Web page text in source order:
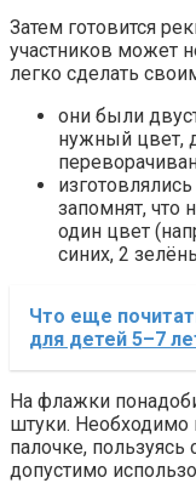
Затем готовится
участников может
легко сделать
они были
нужный цвет,
запомнят, что
один цвет
синих, 2
Что еще
для детей 5–7
На флажки
штуки. Необходимо
палочке,
допустимо